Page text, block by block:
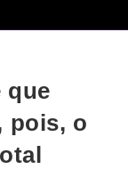
que
pois, o